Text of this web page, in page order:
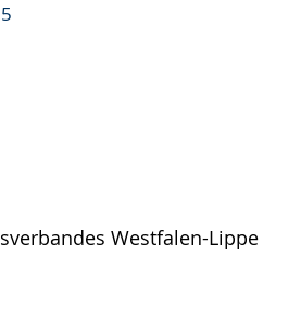
Westfalen-Lippe